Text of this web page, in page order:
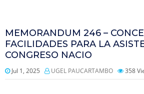
MEMORANDUM 246 –
FACILIDADES PARA LA
CONGRESO NACIO
Jul 1, 2025 UGEL PAUCARTAMBO 358